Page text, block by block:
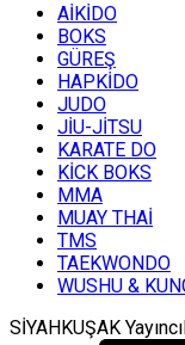
AİKİDO
BOKS
GÜREŞ
HAPKİDO
JUDO
JİU-JİTSU
KARATE DO
KİCK BOKS
MMA
MUAY THAİ
TMS
TAEKWONDO
WUSHU &
SİYAHKUŞAK